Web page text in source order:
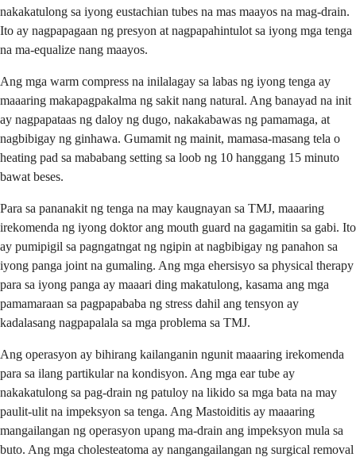
nakakatulong sa iyong eustachian tubes na mas maayos na mag-drain.
Ito ay nagpapagaan ng presyon at nagpapahintulot sa iyong mga tenga
na ma-equalize nang maayos.
Ang mga warm compress na inilalagay sa labas ng iyong tenga ay
maaaring makapagpakalma ng sakit nang natural. Ang banayad na init
ay nagpapataas ng daloy ng dugo, nakakabawas ng pamamaga, at
nagbibigay ng ginhawa. Gumamit ng mainit, mamasa-masang tela o
heating pad sa mababang setting sa loob ng 10 hanggang 15 minuto
bawat beses.
Para sa pananakit ng tenga na may kaugnayan sa TMJ, maaaring
irekomenda ng iyong doktor ang mouth guard na gagamitin sa gabi. Ito
ay pumipigil sa pagngatngat ng ngipin at nagbibigay ng panahon sa
iyong panga joint na gumaling. Ang mga ehersisyo sa physical therapy
para sa iyong panga ay maaari ding makatulong, kasama ang mga
pamamaraan sa pagpapababa ng stress dahil ang tensyon ay
kadalasang nagpapalala sa mga problema sa TMJ.
Ang operasyon ay bihirang kailanganin ngunit maaaring irekomenda
para sa ilang partikular na kondisyon. Ang mga ear tube ay
nakakatulong sa pag-drain ng patuloy na likido sa mga bata na may
paulit-ulit na impeksyon sa tenga. Ang Mastoiditis ay maaaring
mangailangan ng operasyon upang ma-drain ang impeksyon mula sa
buto. Ang mga cholesteatoma ay nangangailangan ng surgical removal